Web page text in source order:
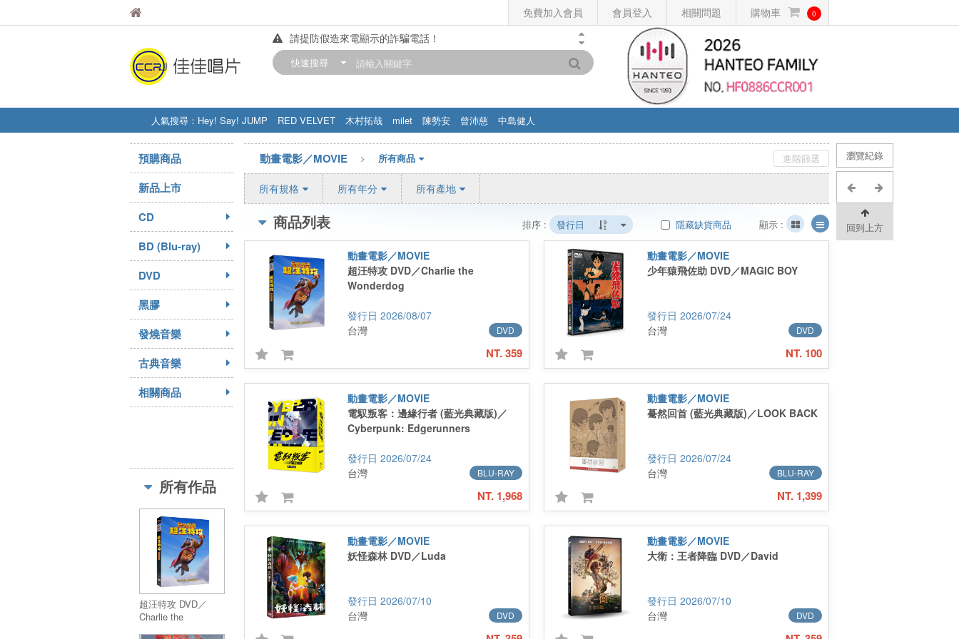
免費加入會員 會員登入 相關問題 購物車 0
佳佳唱片
請提防假造來電顯示的詐騙電話！
【中華門市營業時間調整公告】
快速搜尋
人氣搜尋： Hey! Say! JUMP RED VELVET 木村拓哉 milet 陳勢安 曾沛慈
中島健人
STRAY KIDS
盧廣仲 周杰伦
瀏覽紀錄
回到上方
預購商品
新品上市
CD
BD (Blu-ray)
DVD
黑膠
發燒音樂
古典音樂
相關商品
所有作品
超汪特攻 DVD／
Charlie the
進階篩選
動畫電影／MOVIE 所有商品
所有規格 所有年分 所有產地
排序 : 發行日 隱藏缺貨商品 顯示 :
商品列表
動畫電影／MOVIE
超汪特攻 DVD／Charlie the
Wonderdog
2026/08/07
DVD
台灣
NT. 359
動畫電影／MOVIE
少年猿飛佐助 DVD／MAGIC BOY
2026/07/24
DVD
台灣
NT. 100
動畫電影／MOVIE
電馭叛客：邊緣行者 (藍光典藏版)／
Cyberpunk: Edgerunners
2026/07/24
BLU-RAY
台灣
NT. 1,968
動畫電影／MOVIE
驀然回首 (藍光典藏版)／LOOK BACK
2026/07/24
BLU-RAY
台灣
NT. 1,399
動畫電影／MOVIE
妖怪森林 DVD／Luda
2026/07/10
DVD
台灣
動畫電影／MOVIE
大衛：王者降臨 DVD／David
2026/07/10
DVD
台灣